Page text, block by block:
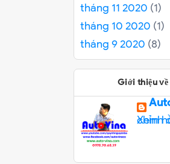
tháng 11 2020 (1)
tháng 10 2020 (1)
tháng 9 2020 (8)
Giới thiệu
Xem hồ sơ